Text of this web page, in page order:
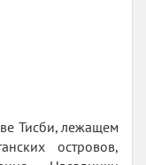
Тисби, лежащем
островов,